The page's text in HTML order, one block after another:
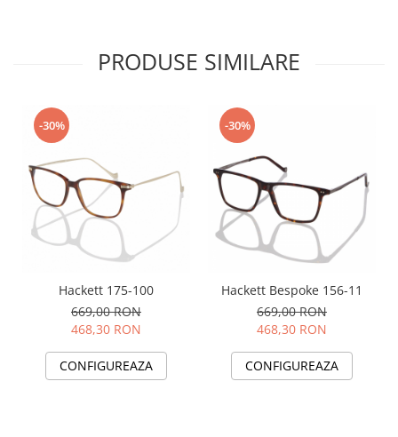
PRODUSE SIMILARE
-30%
Hackett 175-100
669,00 RON
468,30 RON
CONFIGUREAZA
-30%
Hackett Bespoke 156-11
669,00 RON
468,30 RON
CONFIGUREAZA